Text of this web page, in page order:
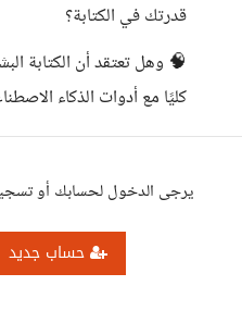
قدرتك في الكتابة؟
🧠 وهل تعتقد أن الكتابة
كليًا مع أدوات الذكاء
يرجى الدخول لحسابك أو
حساب جديد